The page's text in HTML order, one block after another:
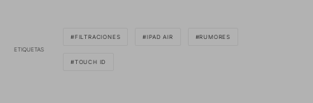
ETIQUETAS
FILTRACIONES IPAD AIR RUMORES
TOUCH ID